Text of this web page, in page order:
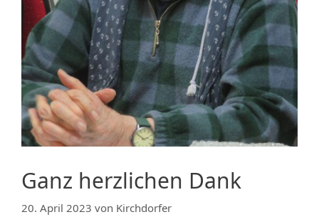
Ganz herzlichen Dank
20. April 2023 von Kirchdorfer